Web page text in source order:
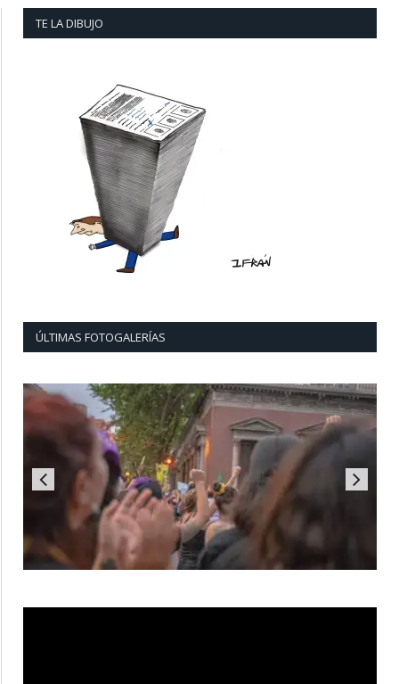
TE LA DIBUJO
ÚLTIMAS FOTOGALERÍAS